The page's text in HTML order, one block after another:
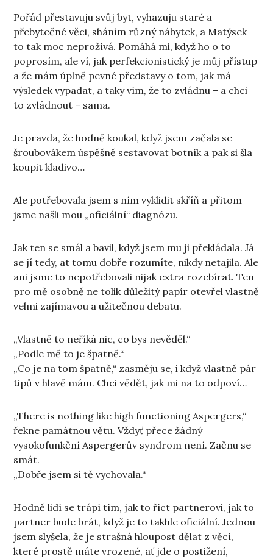
Pořád přestavuju svůj byt, vyhazuju staré a
přebytečné věci, sháním různý nábytek, a Matýsek
to tak moc neprožívá. Pomáhá mi, když ho o to
poprosím, ale ví, jak perfekcionistický je můj přístup
a že mám úplně pevné představy o tom, jak má
výsledek vypadat, a taky vím, že to zvládnu – a chci
to zvládnout – sama.
Je pravda, že hodně koukal, když jsem začala se
šroubovákem úspěšně sestavovat botník a pak si šla
koupit kladivo…
Ale potřebovala jsem s ním vyklidit skříň a přitom
jsme našli mou „oficiální“ diagnózu.
Jak ten se smál a bavil, když jsem mu ji překládala. Já
se jí tedy, at tomu dobře rozumíte, nikdy netajila. Ale
ani jsme to nepotřebovali nijak extra rozebírat. Ten
pro mě osobně ne tolik důležitý papír otevřel vlastně
velmi zajímavou a užitečnou debatu.
„Vlastně to neříká nic, co bys nevěděl.“
„Podle mě to je špatně.“
„Co je na tom špatně,“ zasměju se, i když vlastně pár
tipů v hlavě mám. Chci vědět, jak mi na to odpoví…
„There is nothing like high functioning Aspergers,“
řekne památnou větu. Vždyť přece žádný
vysokofunkční Aspergerův syndrom není. Začnu se
smát.
„Dobře jsem si tě vychovala.“
Hodně lidí se trápí tím, jak to říct partnerovi, jak to
partner bude brát, když je to takhle oficiální. Jednou
jsem slyšela, že je strašná hloupost dělat z věcí,
které prostě máte vrozené, ať jde o postižení,